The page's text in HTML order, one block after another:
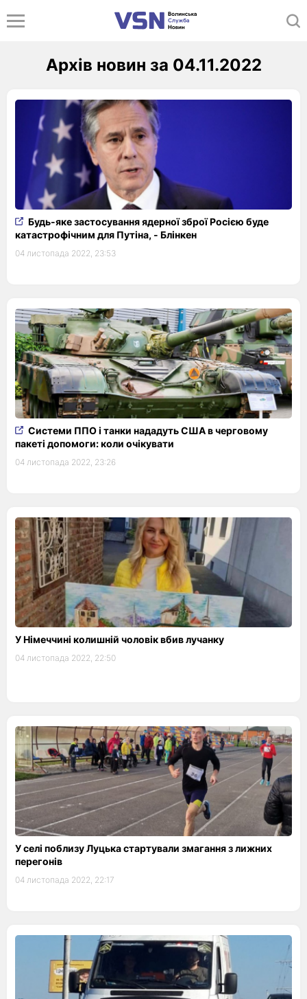
Архів новин за 04.11.2022
Будь-яке застосування ядерної зброї Росією буде
катастрофічним для Путіна, - Блінкен
04 листопада 2022, 23:53
Системи ППО і танки нададуть США в черговому
пакеті допомоги: коли очікувати
04 листопада 2022, 23:26
У Німеччині колишній чоловік вбив лучанку
04 листопада 2022, 22:50
У селі поблизу Луцька стартували змагання з лижних
перегонів
04 листопада 2022, 22:17